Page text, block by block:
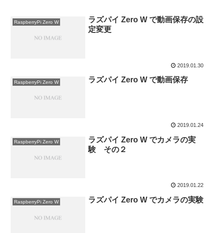
RaspberryPi Zero W
ラズパイ Zero W で動画保存の設
定変更
2019.01.30
RaspberryPi Zero W ラズパイ Zero W で動画保存
2019.01.24
RaspberryPi Zero W
ラズパイ Zero W でカメラの実
験 その２
2019.01.22
RaspberryPi Zero W ラズパイ Zero W でカメラの実験